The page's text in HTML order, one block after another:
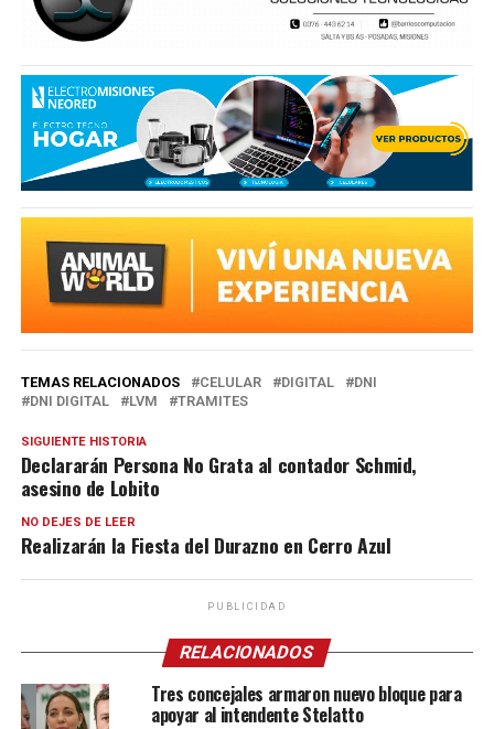
TEMAS RELACIONADOS CELULAR DIGITAL
DNI
DNI DIGITAL
LVM TRAMITES
SIGUIENTE HISTORIA
Declararán Persona No Grata al contador Schmid,
asesino de Lobito
NO DEJES DE LEER
Realizarán la Fiesta del Durazno en Cerro Azul
PUBLICIDAD
RELACIONADOS
Tres concejales armaron nuevo bloque para
apoyar al intendente Stelatto